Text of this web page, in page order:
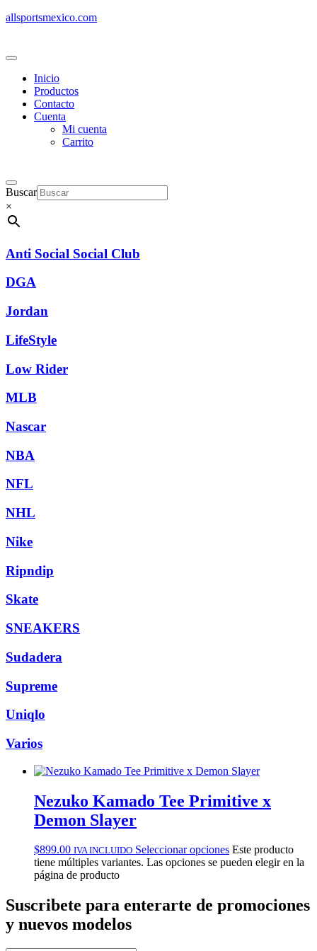
allsportsmexico.com
Inicio
Productos
Contacto
Cuenta
Mi cuenta
Carrito
Buscar
×
Anti Social Social Club
DGA
Jordan
LifeStyle
Low Rider
MLB
Nascar
NBA
NFL
NHL
Nike
Ripndip
Skate
SNEAKERS
Sudadera
Supreme
Uniqlo
Varios
Nezuko Kamado Tee Primitive x
Demon Slayer
$899.00 IVA INCLUIDO Seleccionar opciones Este producto
tiene múltiples variantes. Las opciones se pueden elegir en la
página de producto
Suscribete para enterarte de promociones
y nuevos modelos